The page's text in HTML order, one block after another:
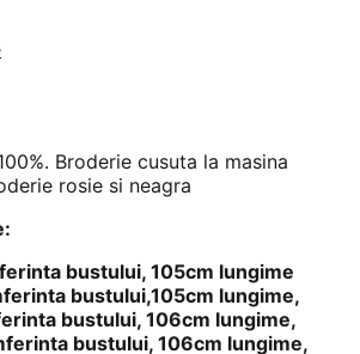
Broderie cusuta la masina
rosie si neagra
bustului, 105cm lungime
bustului,105cm lungime,
bustului, 106cm lungime,
bustului, 106cm lungime,